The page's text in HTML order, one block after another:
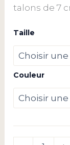
talons de 7
Taille
Couleur